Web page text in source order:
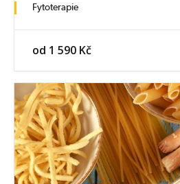
Fytoterapie
od 1 590 Kč